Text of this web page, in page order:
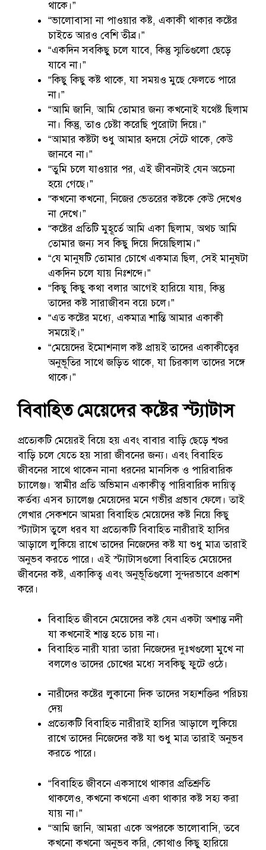
থাকে।”
“ভালোবাসা না পাওয়ার কষ্ট, একাকী থাকার কষ্টের
চাইতে আরও বেশি তীব্র।”
“একদিন সবকিছু চলে যাবে, কিন্তু স্মৃতিগুলো ছেড়ে
যাবে না।”
“কিছু কিছু কষ্ট থাকে, যা সময়ও মুছে ফেলতে পারে
না।”
“আমি জানি, আমি তোমার জন্য কখনোই যথেষ্ট ছিলাম
না। কিন্তু, তাও চেষ্টা করেছি পুরোটা দিয়ে।”
“আমার কষ্টটা শুধু আমার হৃদয়ে সেঁটে থাকে, কেউ
জানবে না।”
“তুমি চলে যাওয়ার পর, এই জীবনটাই যেন অচেনা
হয়ে গেছে।”
“কখনো কখনো, নিজের ভেতরের কষ্টকে কেউ দেখেও
না দেখে।”
“কষ্টের প্রতিটি মুহূর্তে আমি একা ছিলাম, অথচ আমি
তোমার জন্য সব কিছু দিয়ে দিয়েছিলাম।”
“যে মানুষটি তোমার চোখে একমাত্র ছিল, সেই মানুষটা
একদিন চলে যায় নিঃশব্দে।”
“কিছু কিছু কথা বলার আগেই হারিয়ে যায়, কিন্তু
তাদের কষ্ট সারাজীবন বয়ে চলে।”
“এত কষ্টের মধ্যে, একমাত্র শান্তি আমার একাকী
সময়েই।”
“মেয়েদের ইমোশনাল কষ্ট প্রায়ই তাদের একাকীত্বের
অনুভূতির সাথে জড়িত থাকে, যা চিরকাল তাদের সঙ্গে
থাকে।”
বিবাহিত মেয়েদের কষ্টের স্ট্যাটাস
প্রত্যেকটি মেয়েরই বিয়ে হয় এবং বাবার বাড়ি ছেড়ে শ্বশুর
বাড়ি চলে যেতে হয় সারা জীবনের জন্য। এবং বিবাহিত
জীবনের সাথে থাকেন নানা ধরনের মানসিক ও পারিবারিক
চ্যালেঞ্জ। স্বামীর প্রতি অভিমান একাকীত্ব পারিবারিক দায়িত্ব
কর্তব্য এসব চ্যালেঞ্জ মেয়েদের মনে গভীর প্রভাব ফেলে। তাই
লেখার সেকশনে আমরা বিবাহিত মেয়েদের কষ্ট নিয়ে কিছু
স্ট্যাটাস তুলে ধরব যা প্রত্যেকটি বিবাহিত নারীরাই হাসির
আড়ালে লুকিয়ে রাখে তাদের নিজেদের কষ্ট যা শুধু মাত্র তারাই
অনুভব করতে পারে। এই স্ট্যাটাসগুলো বিবাহিত মেয়েদের
জীবনের কষ্ট, একাকিত্ব এবং অনুভূতিগুলো সুন্দরভাবে প্রকাশ
করে।
বিবাহিত জীবনে মেয়েদের কষ্ট যেন একটা অশান্ত নদী
যা কখনোই শান্ত হতে চায় না।
বিবাহিত নারী যারা তারা নিজেদের দুঃখগুলো মুখে না
বললেও তাদের চোখের মধ্যে সবকিছু ফুটে ওঠে।
নারীদের কষ্টের লুকানো দিক তাদের সহ্যশক্তির পরিচয়
দেয়
প্রত্যেকটি বিবাহিত নারীরাই হাসির আড়ালে লুকিয়ে
রাখে তাদের নিজেদের কষ্ট যা শুধু মাত্র তারাই অনুভব
করতে পারে।
“বিবাহিত জীবনে একসাথে থাকার প্রতিশ্রুতি
থাকলেও, কখনো কখনো একা থাকার কষ্ট সহ্য করা
যায় না।”
“আমি জানি, আমরা একে অপরকে ভালোবাসি, তবে
কখনো কখনো অনুভব করি, কোথাও কিছু হারিয়ে